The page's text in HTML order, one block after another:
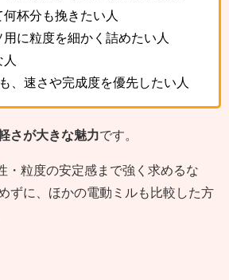
杯分も挽きたい人
に粒度を細かく詰めたい人
、速さや完成度を優先したい人
さが大きな魅力です。
・粒度の安定感まで強く求めるな
ずに、ほかの電動ミルも比較した方